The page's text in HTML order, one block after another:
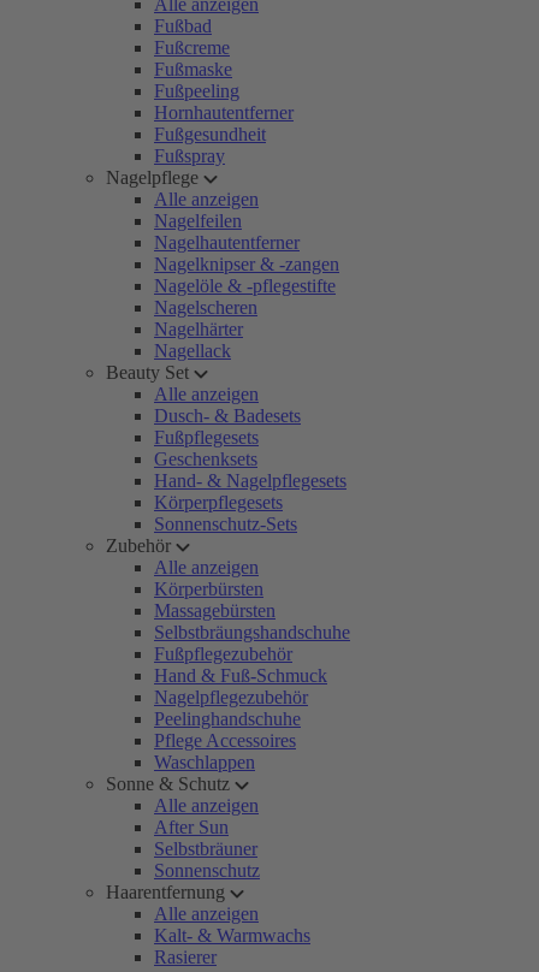
Alle anzeigen
Fußbad
Fußcreme
Fußmaske
Fußpeeling
Hornhautentferner
Fußgesundheit
Fußspray
Nagelpflege
Alle anzeigen
Nagelfeilen
Nagelhautentferner
Nagelknipser & -zangen
Nagelöle & -pflegestifte
Nagelscheren
Nagelhärter
Nagellack
Beauty Set
Alle anzeigen
Dusch- & Badesets
Fußpflegesets
Geschenksets
Hand- & Nagelpflegesets
Körperpflegesets
Sonnenschutz-Sets
Zubehör
Alle anzeigen
Körperbürsten
Massagebürsten
Selbstbräungshandschuhe
Fußpflegezubehör
Hand & Fuß-Schmuck
Nagelpflegezubehör
Peelinghandschuhe
Pflege Accessoires
Waschlappen
Sonne & Schutz
Alle anzeigen
After Sun
Selbstbräuner
Sonnenschutz
Haarentfernung
Alle anzeigen
Kalt- & Warmwachs
Rasierer